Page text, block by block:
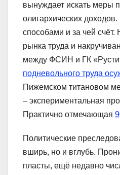
вынуждает искать меры
олигархических
способами и за чей счёт.
рынка труда и
между ФСИН и ГК
подневольного труда
Пижемском титановом
– экспериментальная
Практично отмечающая
Политические
вширь, но и вглубь.
пласты, ещё недавно